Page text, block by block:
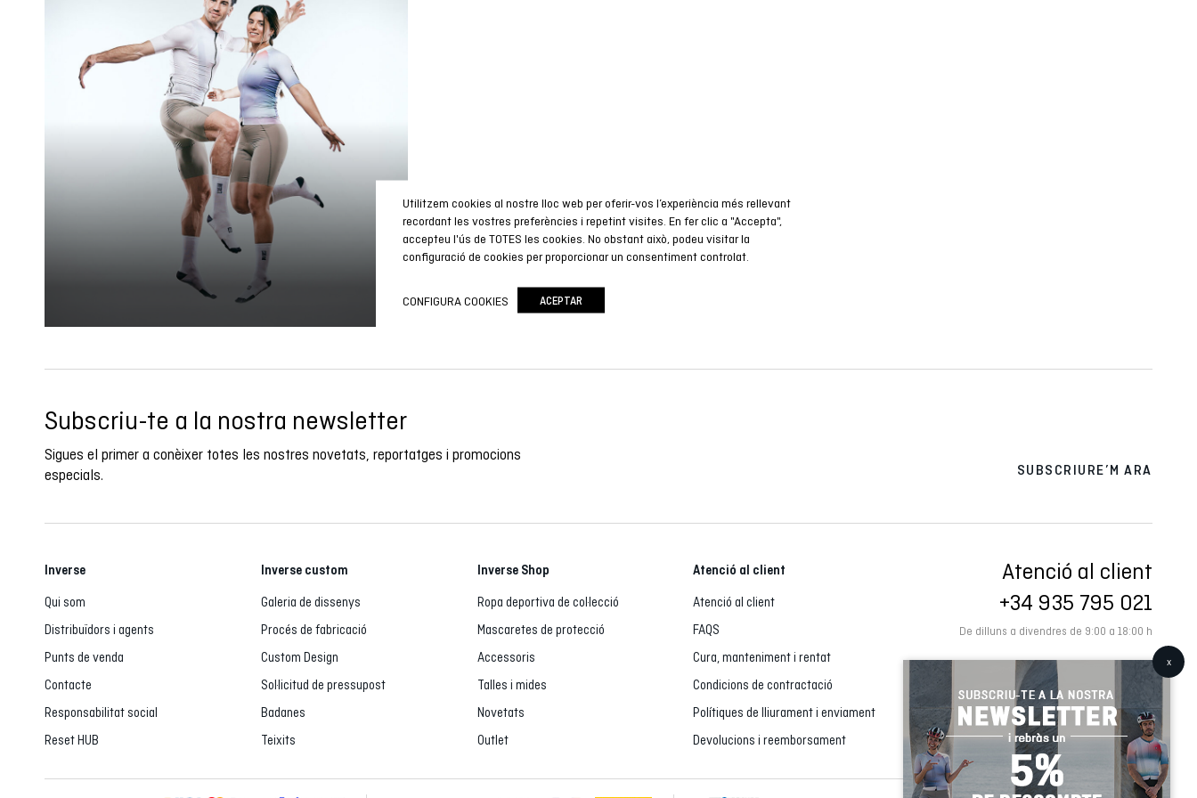
Subscriu-te a la nostra newsletter
Sigues el primer a conèixer totes les nostres novetats, reportatges i promocions
especials.
SUBSCRIURE’M ARA
Inverse
Qui som
Distribuïdors i agents
Punts de venda
Contacte
Responsabilitat social
Reset HUB
Inverse custom
Galeria de dissenys
Procés de fabricació
Custom Design
Sol·licitud de pressupost
Badanes
Teixits
Inverse Shop
Ropa deportiva de col·lecció
Mascaretes de protecció
Accessoris
Talles i mides
Novetats
Outlet
Atenció al client
Atenció al client
FAQS
Cura, manteniment i rentat
Condicions de contractació
Polítiques de lliurament i enviament
Devolucions i reemborsament
Atenció al client
+34 935 795 021
De dilluns a divendres de 9:00 a 18:00 h
Utilitzem cookies al nostre lloc web per oferir-vos l’experiència més rellevant
recordant les vostres preferències i repetint visites. En fer clic a "Accepta",
accepteu l'ús de TOTES les cookies. No obstant això, podeu visitar la
configuració de cookies per proporcionar un consentiment controlat.
CONFIGURA COOKIES ACEPTAR